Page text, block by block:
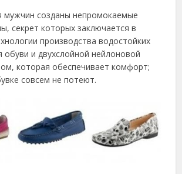
мужчин созданы непромокаемые
секрет которых заключается в
производства водостойких
обуви и двухслойной нейлоновой
которая обеспечивает комфорт;
совсем не потеют.